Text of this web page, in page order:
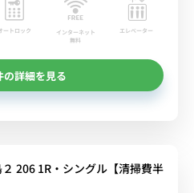
ートロック
インターネット
無料
エレベーター
の詳細を見る
206 1R・シングル【清掃費半